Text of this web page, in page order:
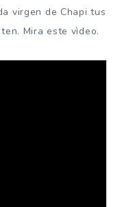
virgen de Chapi tus
Mira este vìdeo.